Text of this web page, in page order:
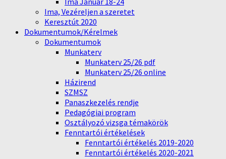
Ima, Vezéreljen a szeretet
Keresztút 2020
Dokumentumok/Kérelmek
Dokumentumok
Munkaterv
Munkaterv 25/26 pdf
Munkaterv 25/26 online
Házirend
SZMSZ
Panaszkezelés rendje
Pedagógiai program
Osztályozó vizsga témakörök
Fenntartói értékelések
Fenntartói értékelés 2019-2020
Fenntartói értékelés 2020-2021